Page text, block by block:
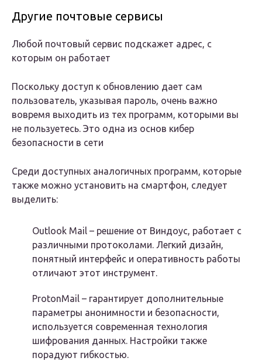
Другие почтовые сервисы
Любой почтовый сервис подскажет адрес, с
которым он работает
Поскольку доступ к обновлению дает сам
пользователь, указывая пароль, очень важно
вовремя выходить из тех программ, которыми вы
не пользуетесь. Это одна из основ кибер
безопасности в сети
Среди доступных аналогичных программ, которые
также можно установить на смартфон, следует
выделить:
Outlook Mail – решение от Виндоус, работает с
различными протоколами. Легкий дизайн,
понятный интерфейс и оперативность работы
отличают этот инструмент.
ProtonMail – гарантирует дополнительные
параметры анонимности и безопасности,
используется современная технология
шифрования данных. Настройки также
порадуют гибкостью.